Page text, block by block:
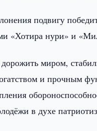
подвигу
«Хотира нури» и
миром,
и прочным
в духе